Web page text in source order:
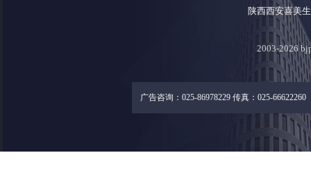
陕西西安喜美
2003-2026
广告咨询：025-86978229 传真：025-66622260